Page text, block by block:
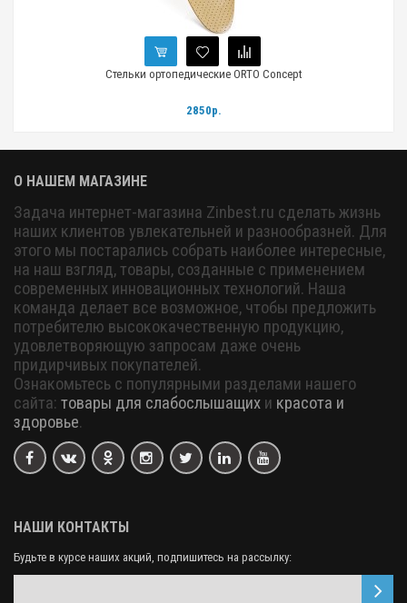
Стельки ортопедические ORTO Concept
2850р.
О НАШЕМ МАГАЗИНЕ
Задача интернет-магазина Zinbest.ru сделать жизнь
наших клиентов увлекательней и разнообразней. Для
этого мы постарались собрать наиболее интересные,
на наш взгляд, товары, созданные с применением
современных инновационных технологий. Наша
команда делает все возможное, чтобы предложить
потребителю высококачественную продукцию,
удовлетворяющую запросам даже очень
придирчивых покупателей.
Ознакомьтесь с популярными разделами нашего
сайта: товары для слабослышащих и красота и
здоровье.
НАШИ КОНТАКТЫ
Будьте в курсе наших акций, подпишитесь на рассылку: